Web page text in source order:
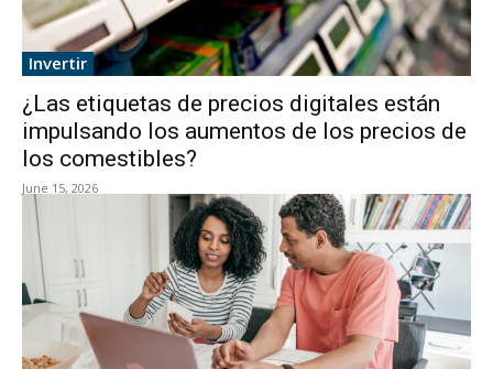
Invertir
¿Las etiquetas de precios digitales están
impulsando los aumentos de los precios de
los comestibles?
June 15, 2026